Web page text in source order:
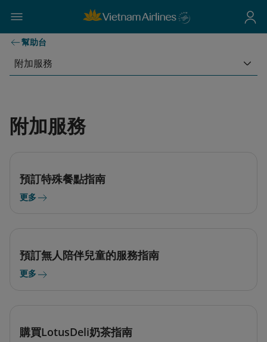
幫助台
附加服務
附加服務
預訂特殊餐點指南
更多
預訂無人陪伴兒童的服務指南
更多
購買LotusDeli奶茶指南